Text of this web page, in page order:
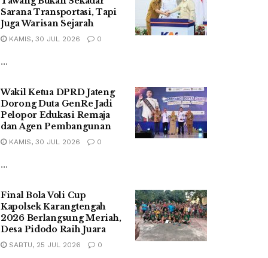
Sarana Transportasi, Tapi
Juga Warisan Sejarah
KAMIS, 30 JUL 2026 0
...
Wakil Ketua DPRD Jateng
Dorong Duta GenRe Jadi
Pelopor Edukasi Remaja
dan Agen Pembangunan
KAMIS, 30 JUL 2026 0
...
Final Bola Voli Cup
Kapolsek Karangtengah
2026 Berlangsung Meriah,
Desa Pidodo Raih Juara
SABTU, 25 JUL 2026 0